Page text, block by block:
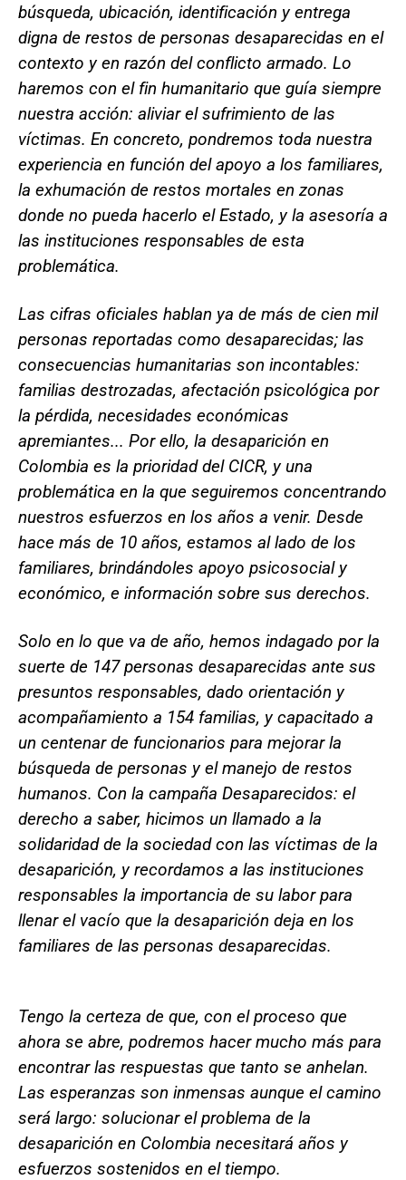
búsqueda, ubicación, identificación y entrega
digna de restos de personas desaparecidas en el
contexto y en razón del conflicto armado. Lo
haremos con el fin humanitario que guía siempre
nuestra acción: aliviar el sufrimiento de las
víctimas. En concreto, pondremos toda nuestra
experiencia en función del apoyo a los familiares,
la exhumación de restos mortales en zonas
donde no pueda hacerlo el Estado, y la asesoría a
las instituciones responsables de esta
problemática.
Las cifras oficiales hablan ya de más de cien mil
personas reportadas como desaparecidas; las
consecuencias humanitarias son incontables:
familias destrozadas, afectación psicológica por
la pérdida, necesidades económicas
apremiantes... Por ello, la desaparición en
Colombia es la prioridad del CICR, y una
problemática en la que seguiremos concentrando
nuestros esfuerzos en los años a venir. Desde
hace más de 10 años, estamos al lado de los
familiares, brindándoles apoyo psicosocial y
económico, e información sobre sus derechos.
Solo en lo que va de año, hemos indagado por la
suerte de 147 personas desaparecidas ante sus
presuntos responsables, dado orientación y
acompañamiento a 154 familias, y capacitado a
un centenar de funcionarios para mejorar la
búsqueda de personas y el manejo de restos
humanos. Con la campaña Desaparecidos: el
derecho a saber, hicimos un llamado a la
solidaridad de la sociedad con las víctimas de la
desaparición, y recordamos a las instituciones
responsables la importancia de su labor para
llenar el vacío que la desaparición deja en los
familiares de las personas desaparecidas.
Tengo la certeza de que, con el proceso que
ahora se abre, podremos hacer mucho más para
encontrar las respuestas que tanto se anhelan.
Las esperanzas son inmensas aunque el camino
será largo: solucionar el problema de la
desaparición en Colombia necesitará años y
esfuerzos sostenidos en el tiempo.